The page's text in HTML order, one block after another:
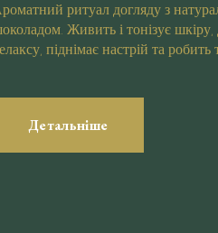
ритуал догляду з
Живить і тонізує шкіру,
піднімає настрій та робить
Детальніше